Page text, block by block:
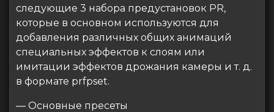
следующие 3 набора предустановок PR,
которые в основном используются для
добавления различных общих анимаций
специальных эффектов к слоям или
имитации эффектов дрожания камеры и т. д.
в формате prfpset.
— Основные пресеты